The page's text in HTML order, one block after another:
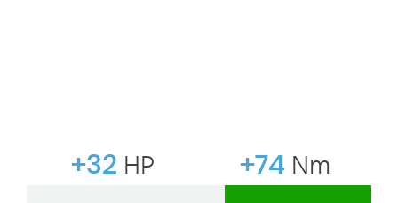
+32 HP +74 Nm